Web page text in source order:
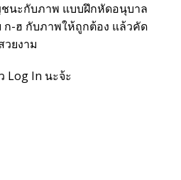
นะกับภาพ แบบฝึกหัดอนุบาล
-ฮ กับภาพให้ถูกต้อง แล้วคัด
ยงาม
Log In นะจ้ะ